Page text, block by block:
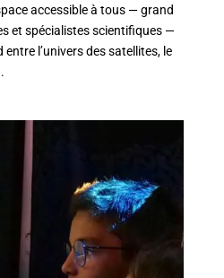
accessible à tous — grand
et spécialistes scientifiques —
l’univers des satellites, le